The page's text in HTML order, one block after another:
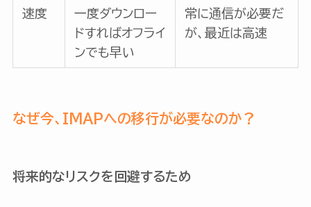
速度
一度ダウンロー
ドすればオフライ
ンでも早い
常に通信が必要だ
が、最近は高速
なぜ今、IMAPへの移行が必要なのか？
将来的なリスクを回避するため